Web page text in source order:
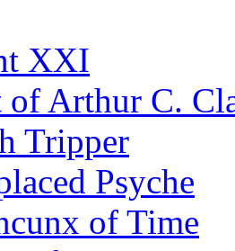
XXI
of Arthur C.
Tripper
Psyche
of Time